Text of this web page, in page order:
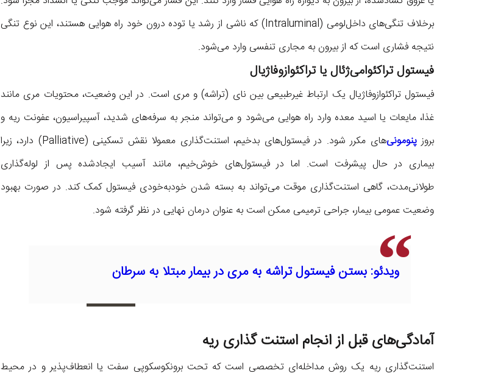
برخلاف تنگی‌های داخل‌لومی (Intraluminal) که ناشی از رشد یا توده درون خود راه هوایی هستند، این نوع تنگی
نتیجه فشاری است که از بیرون به مجاری تنفسی وارد می‌شود.
فیستول تراکئوامی‌ژئال یا تراکئوازوفاژیال
فیستول تراکئوازوفاژیال یک ارتباط غیرطبیعی بین نای (تراشه) و مری است. در این وضعیت، محتویات مری مانند
غذا، مایعات یا اسید معده وارد راه هوایی می‌شود و می‌تواند منجر به سرفه‌های شدید، آسپیراسیون، عفونت ریه و
بروزپنومونی‌
های مکرر شود. در فیستول‌های بدخیم، استنت‌گذاری معمولا نقش تسکینی (Palliative) دارد، زیرا
بیماری در حال پیشرفت است. اما در فیستول‌های خوش‌خیم، مانند آسیب ایجادشده پس از لوله‌گذاری
طولانی‌مدت، گاهی استنت‌گذاری موقت می‌تواند به بسته شدن خودبه‌خودی فیستول کمک کند. در صورت بهبود
وضعیت عمومی بیمار، جراحی ترمیمی ممکن است به عنوان درمان نهایی در نظر گرفته شود.
ویدئو: بستن فیستول تراشه به مری در بیمار مبتلا به سرطان
آمادگی‌های قبل از انجام استنت گذاری ریه
استنت‌گذاری ریه یک روش مداخله‌ای تخصصی است که تحت برونکوسکوپی سفت یا انعطاف‌پذیر و در محیط